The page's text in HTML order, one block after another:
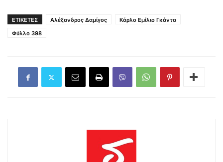
ΕΤΙΚΕΤΕΣ Αλέξανδρος Δαμίγος
Κάρλο Εμίλιο Γκάντα
Φύλλο 398